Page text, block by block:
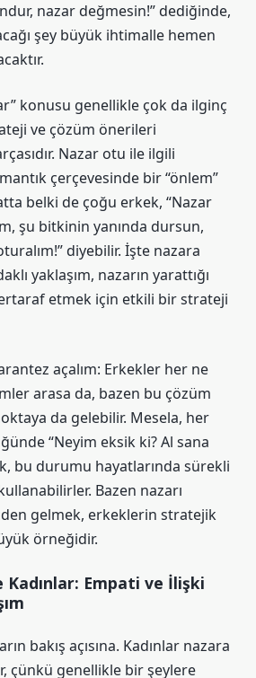
nazar değmesin!” dediğinde,
şey büyük ihtimalle hemen
konusu genellikle çok da ilginç
ve çözüm önerileri
Nazar otu ile ilgili
çerçevesinde bir “önlem”
belki de çoğu erkek, “Nazar
şu bitkinin yanında dursun,
diyebilir. İşte nazara
yaklaşım, nazarın yarattığı
etmek için etkili bir strateji
açalım: Erkekler her ne
arasa da, bazen bu çözüm
da gelebilir. Mesela, her
“Neyim eksik ki? Al sana
bu durumu hayatlarında sürekli
Bazen nazarı
gelmek, erkeklerin stratejik
örneğidir.
Kadınlar: Empati ve İlişki
bakış açısına. Kadınlar nazara
çünkü genellikle bir şeylere